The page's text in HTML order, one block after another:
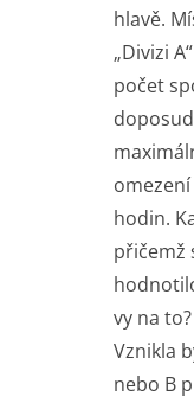
hlavě.
„Divizi
počet
hodin.
přičemž
vy na to?
Vznikla
nebo B